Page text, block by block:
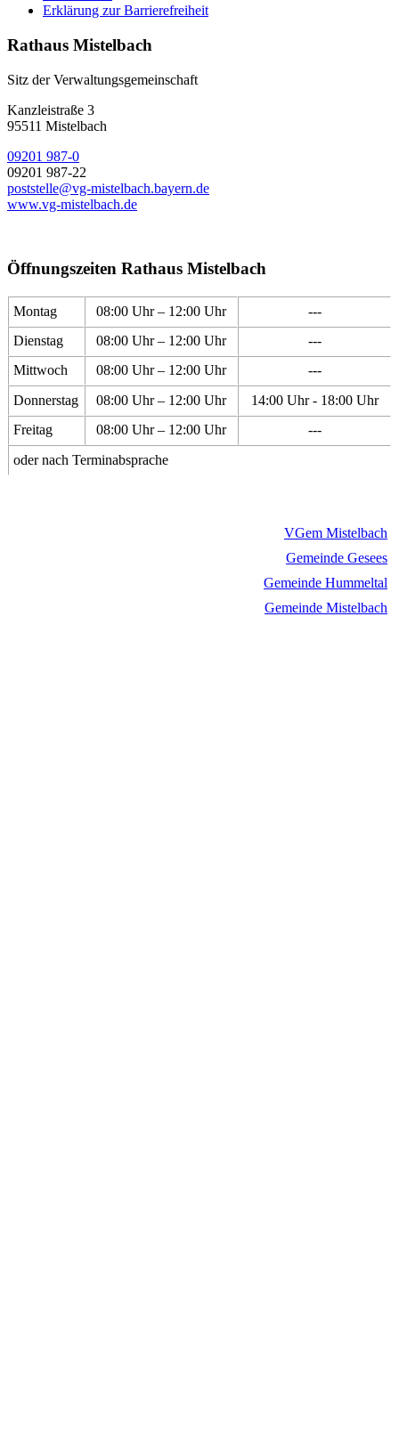
Erklärung zur Barrierefreiheit
Rathaus Mistelbach
Sitz der Verwaltungsgemeinschaft
Kanzleistraße 3
95511 Mistelbach
09201 987-0
09201 987-22
poststelle@vg-mistelbach.bayern.de
www.vg-mistelbach.de
Öffnungszeiten Rathaus Mistelbach
Montag 08:00 Uhr – 12:00 Uhr
---
Dienstag
08:00 Uhr – 12:00 Uhr
---
Mittwoch
08:00 Uhr – 12:00 Uhr
---
Donnerstag
08:00 Uhr – 12:00 Uhr
14:00 Uhr - 18:00 Uhr
Freitag
08:00 Uhr – 12:00 Uhr
---
oder nach Terminabsprache
VGem Mistelbach
Gemeinde Gesees
Gemeinde Hummeltal
Gemeinde Mistelbach